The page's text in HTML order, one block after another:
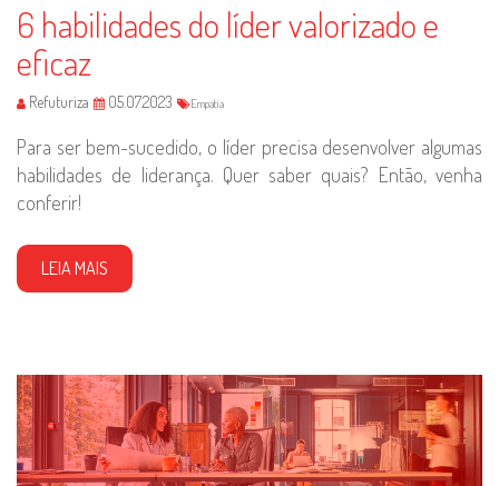
6 habilidades do líder valorizado e
eficaz
Refuturiza 05.07.2023 Empatia
Para ser bem-sucedido, o líder precisa desenvolver algumas
habilidades de liderança. Quer saber quais? Então, venha
conferir!
LEIA MAIS